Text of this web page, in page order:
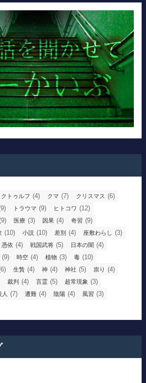
クトゥルフ (4) クマ (7) クリスマス (6)
トラウマ (9) ヒトコワ (12)
医療 (3) 因果 (4) 奇習 (9)
(10) 小説 (10) 差別 (4) 座敷わらし (3)
憑依 (4) 戦国武将 (5) 日本の闇 (4)
(9) 時空 (4) 植物 (3) 毒 (10)
生贄 (4) 神 (4) 神社 (5) 祟り (4)
裁判 (4) 言霊 (5) 超常現象 (3)
人 (7) 遭難 (4) 陰陽 (4) 風習 (3)